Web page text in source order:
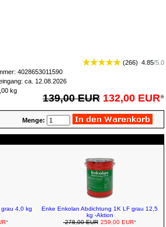
(266) 4.85/5.0
4028653011590
ca. 12.08.2026
kg
139,00 EUR 132,00 EUR*
Menge:
4,0 kg
*
Enke Enkolan Abdichtung 1K LF grau 12,5
kg -Aktion
278,00 EUR 259,00 EUR*